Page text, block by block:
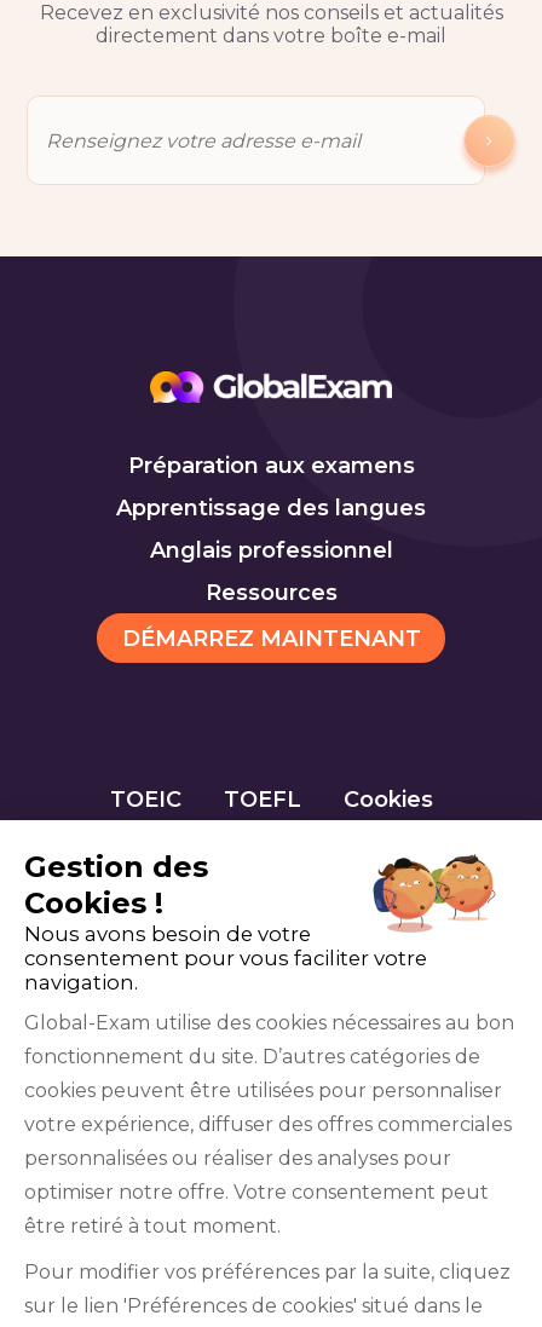
Recevez en exclusivité nos conseils et actualités
directement dans votre boîte e-mail
Préparation aux examens
Apprentissage des langues
Anglais professionnel
Ressources
DÉMARREZ MAINTENANT
TOEIC TOEFL Cookies
YouTube
institutions qui gèrent les examens officiels du
Gestion des
Cookies !
Nous avons besoin de votre
consentement pour vous faciliter votre
navigation.
Global-Exam utilise des cookies nécessaires au bon
fonctionnement du site. D’autres catégories de
cookies peuvent être utilisées pour personnaliser
votre expérience, diffuser des offres commerciales
personnalisées ou réaliser des analyses pour
optimiser notre offre. Votre consentement peut
être retiré à tout moment.
Pour modifier vos préférences par la suite, cliquez
sur le lien 'Préférences de cookies' situé dans le